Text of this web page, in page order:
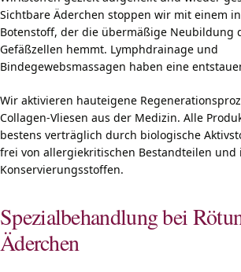
Sichtbare Äderchen stoppen wir mit einem
Botenstoff, der die übermäßige Neubildung
Gefäßzellen hemmt. Lymphdrainage und
Bindegewebsmassagen haben eine
Wir aktivieren hauteigene
Collagen-Vliesen aus der Medizin. Alle
bestens verträglich durch biologische
frei von allergiekritischen Bestandteilen
Konservierungsstoffen.
Spezialbehandlung bei
Äderchen